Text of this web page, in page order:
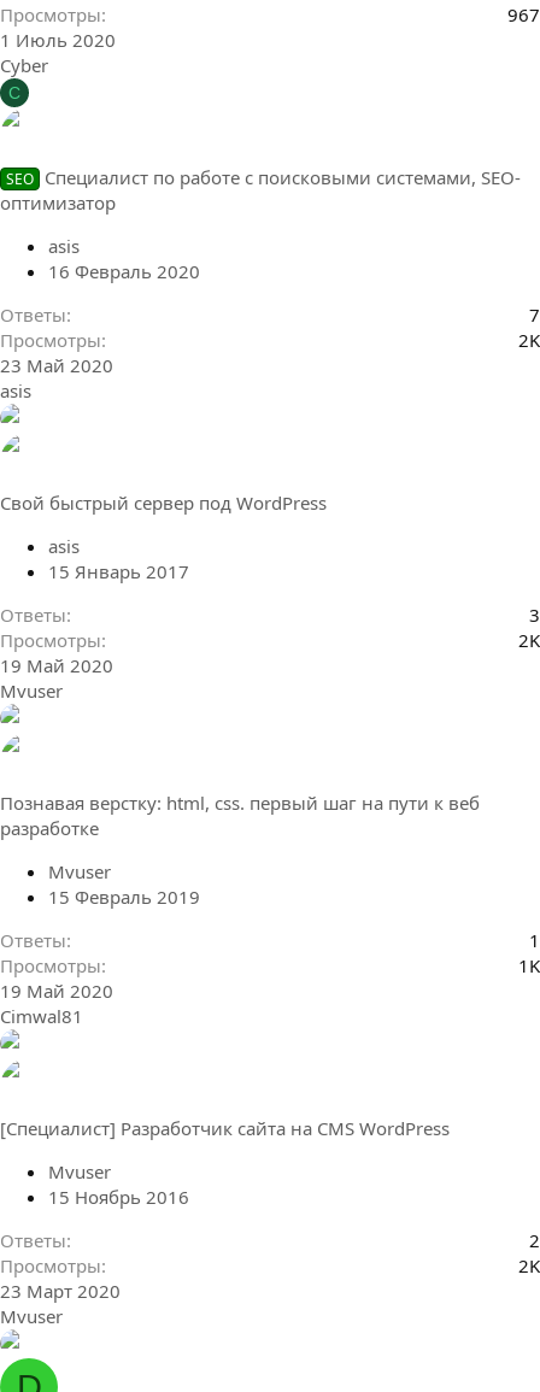
Просмотры
967
1 Июль 2020
Cyber
C
SEO Специалист по работе с поисковыми системами, SEO-
оптимизатор
asis
16 Февраль 2020
Ответы
7
Просмотры
2K
23 Май 2020
asis
Свой быстрый сервер под WordPress
asis
15 Январь 2017
Ответы
3
Просмотры
2K
19 Май 2020
Mvuser
Познавая верстку: html, css. первый шаг на пути к веб
разработке
Mvuser
15 Февраль 2019
Ответы
1
Просмотры
1K
19 Май 2020
Cimwal81
[Специалист] Разработчик сайта на CMS WordPress
Mvuser
15 Ноябрь 2016
Ответы
2
Просмотры
2K
23 Март 2020
Mvuser